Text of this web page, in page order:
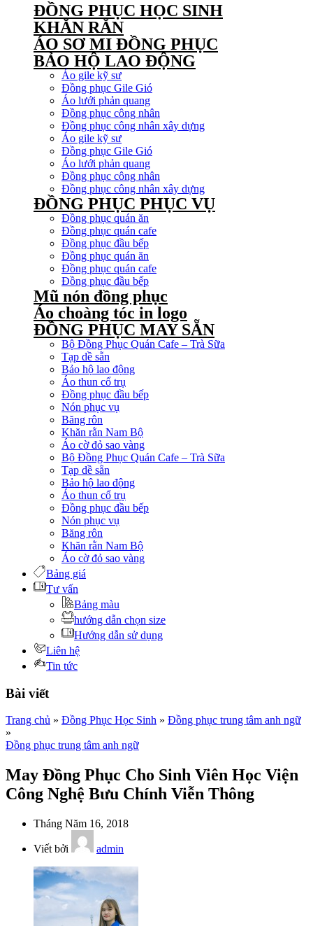
ĐỒNG PHỤC HỌC SINH
KHĂN RẰN
ÁO SƠ MI ĐỒNG PHỤC
BẢO HỘ LAO ĐỘNG
Áo gile kỹ sư
Đồng phục Gile Gió
Áo lưới phản quang
Đồng phục công nhân
Đồng phục công nhân xây dựng
Áo gile kỹ sư
Đồng phục Gile Gió
Áo lưới phản quang
Đồng phục công nhân
Đồng phục công nhân xây dựng
ĐỒNG PHỤC PHỤC VỤ
Đồng phục quán ăn
Đồng phục quán cafe
Đồng phục đầu bếp
Đồng phục quán ăn
Đồng phục quán cafe
Đồng phục đầu bếp
Mũ nón đồng phục
Áo choàng tóc in logo
ĐỒNG PHỤC MAY SẴN
Bộ Đồng Phục Quán Cafe – Trà Sữa
Tạp dề sẵn
Bảo hộ lao động
Áo thun cổ trụ
Đồng phục đầu bếp
Nón phục vụ
Băng rôn
Khăn rằn Nam Bộ
Áo cờ đỏ sao vàng
Bộ Đồng Phục Quán Cafe – Trà Sữa
Tạp dề sẵn
Bảo hộ lao động
Áo thun cổ trụ
Đồng phục đầu bếp
Nón phục vụ
Băng rôn
Khăn rằn Nam Bộ
Áo cờ đỏ sao vàng
Bảng giá
Tư vấn
Bảng màu
hướng dẫn chọn size
Hướng dẫn sử dụng
Liên hệ
Tin tức
Bài viết
Trang chủ » Đồng Phục Học Sinh » Đồng phục trung tâm anh ngữ
»
Đồng phục trung tâm anh ngữ
May Đồng Phục Cho Sinh Viên Học Viện
Công Nghệ Bưu Chính Viễn Thông
Tháng Năm 16, 2018
Viết bởi admin